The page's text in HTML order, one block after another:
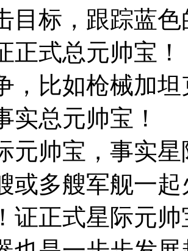
目标，跟踪蓝
正式总元帅宝！
，比如枪械加
实总元帅宝！
元帅宝，事实
或多艘军舰一
证正式星际元